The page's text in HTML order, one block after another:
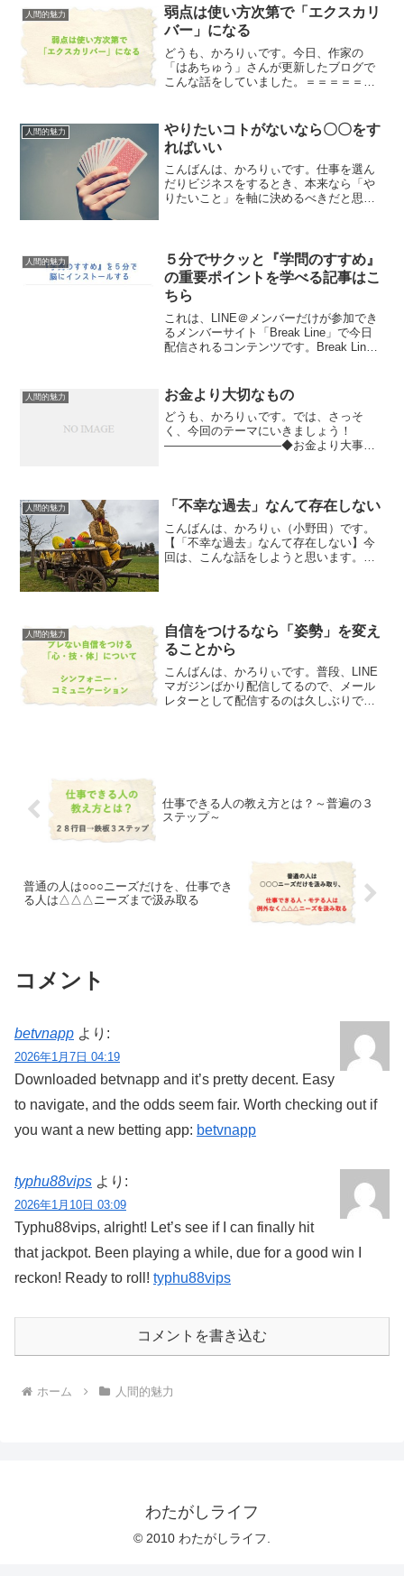
人間的魅力
弱点は使い方次第で「エクスカリ
バー」になる
どうも、かろりぃです。今日、作家の
「はあちゅう」さんが更新したブログで
こんな話をしていました。＝＝＝＝＝＝
暗いんです。キラキラしてるんじゃなく
て、キラキラしてる人に憧れ...
人間的魅力
やりたいコトがないなら〇〇をす
ればいい
こんばんは、かろりぃです。仕事を選ん
だりビジネスをするとき、本来なら「や
りたいこと」を軸に決めるべきだと思い
ことがある↓それは普通...
人間的魅力
５分でサクッと『学問のすすめ』
の重要ポイントを学べる記事はこ
ちら
これは、LINE＠メンバーだけが参加でき
るメンバーサイト「Break Line」で今日
配信されるコンテンツです。Break Line
いたいのでここでシェアしようと思い
ま...
人間的魅力 お金より大切なもの
どうも、かろりぃです。では、さっそ
く、今回のテーマにいきましょう！
――――――――――◆お金より大事な
の１万円に決まってるだろ！」はい、
人間的魅力 「不幸な過去」なんて存在しない
こんばんは、かろりぃ（小野田）です。
【「不幸な過去」なんて存在しない】今
回は、こんな話をしようと思います。時
人間的魅力
自信をつけるなら「姿勢」を変え
ることから
こんばんは、かろりぃです。普段、LINE
マガジンばかり配信してるので、メール
レターとして配信するのは久しぶりで
仕事できる人の教え方とは？～普遍の３
ステップ～
普通の人は○○○ニーズだけを、仕事でき
る人は△△△ニーズまで汲み取る
コメント
betvnapp より:
2026年1月7日 04:19
Downloaded betvnapp and it’s pretty decent. Easy
to navigate, and the odds seem fair. Worth checking out if
you want a new betting app: betvnapp
typhu88vips より:
2026年1月10日 03:09
Typhu88vips, alright! Let’s see if I can finally hit
that jackpot. Been playing a while, due for a good win I
reckon! Ready to roll! typhu88vips
コメントを書き込む
ホーム 人間的魅力
わたがしライフ
© 2010 わたがしライフ.